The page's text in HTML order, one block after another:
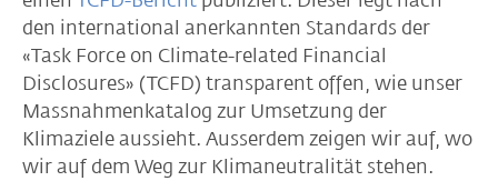
den international anerkannten Standards der
«Task Force on Climate-related Financial
Disclosures» (TCFD) transparent offen, wie unser
Massnahmenkatalog zur Umsetzung der
Klimaziele aussieht. Ausserdem zeigen wir auf, wo
wir auf dem Weg zur Klimaneutralität stehen.